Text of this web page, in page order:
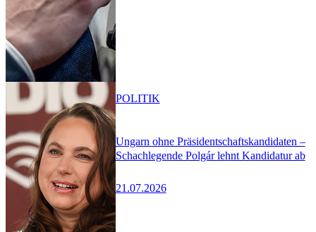
Ungarn ohne Präsidentschaftskandidaten –
Schachlegende Polgár lehnt Kandidatur ab
21.07.2026
POLITIK